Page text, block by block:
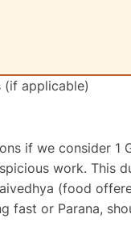
(if applicable)
if we consider 1
work. This
(food
fast or Parana,